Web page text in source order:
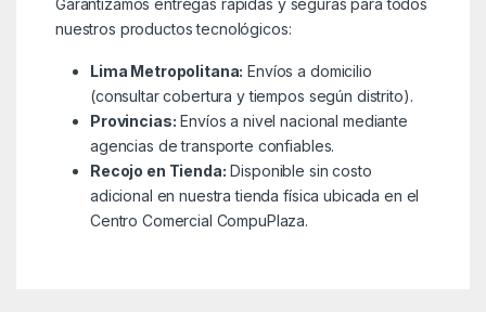
nuestros productos tecnológicos:
Lima Metropolitana: Envíos a domicilio
(consultar cobertura y tiempos según distrito).
Provincias: Envíos a nivel nacional mediante
agencias de transporte confiables.
Recojo en Tienda: Disponible sin costo
adicional en nuestra tienda física ubicada en el
Centro Comercial CompuPlaza.